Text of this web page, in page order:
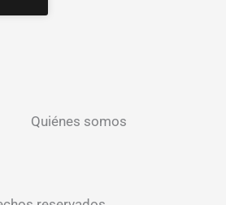
Quiénes somos